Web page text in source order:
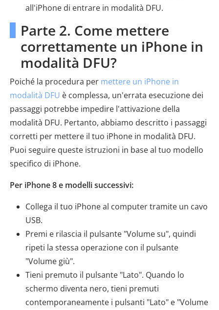
all'iPhone di entrare in modalità DFU.
Parte 2. Come mettere
correttamente un iPhone in
modalità DFU?
Poiché la procedura per mettere un iPhone in
modalità DFU è complessa, un'errata esecuzione dei
passaggi potrebbe impedire l'attivazione della
modalità DFU. Pertanto, abbiamo descritto i passaggi
corretti per mettere il tuo iPhone in modalità DFU.
Puoi seguire queste istruzioni in base al tuo modello
specifico di iPhone.
Per iPhone 8 e modelli successivi:
Collega il tuo iPhone al computer tramite un cavo
USB.
Premi e rilascia il pulsante "Volume su", quindi
ripeti la stessa operazione con il pulsante
"Volume giù".
Tieni premuto il pulsante "Lato". Quando lo
schermo diventa nero, tieni premuti
contemporaneamente i pulsanti "Lato" e "Volume